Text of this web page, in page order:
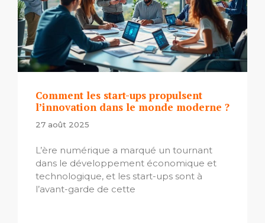
Comment les start-ups propulsent
l’innovation dans le monde moderne ?
27 août 2025
L’ère numérique a marqué un tournant
dans le développement économique et
technologique, et les start-ups sont à
l’avant-garde de cette